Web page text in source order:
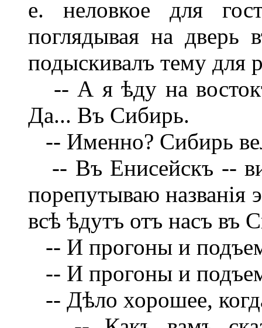
е. неловкое для
поглядывая на дверь
подыскивалъ тему для
-- А я ѣду на
Да... Въ Сибирь.
-- Именно? Сибирь
-- Въ Енисейскъ --
порепутываю названія
всѣ ѣдутъ отъ насъ въ
-- И прогоны и
-- И прогоны и
-- Дѣло хорошее,